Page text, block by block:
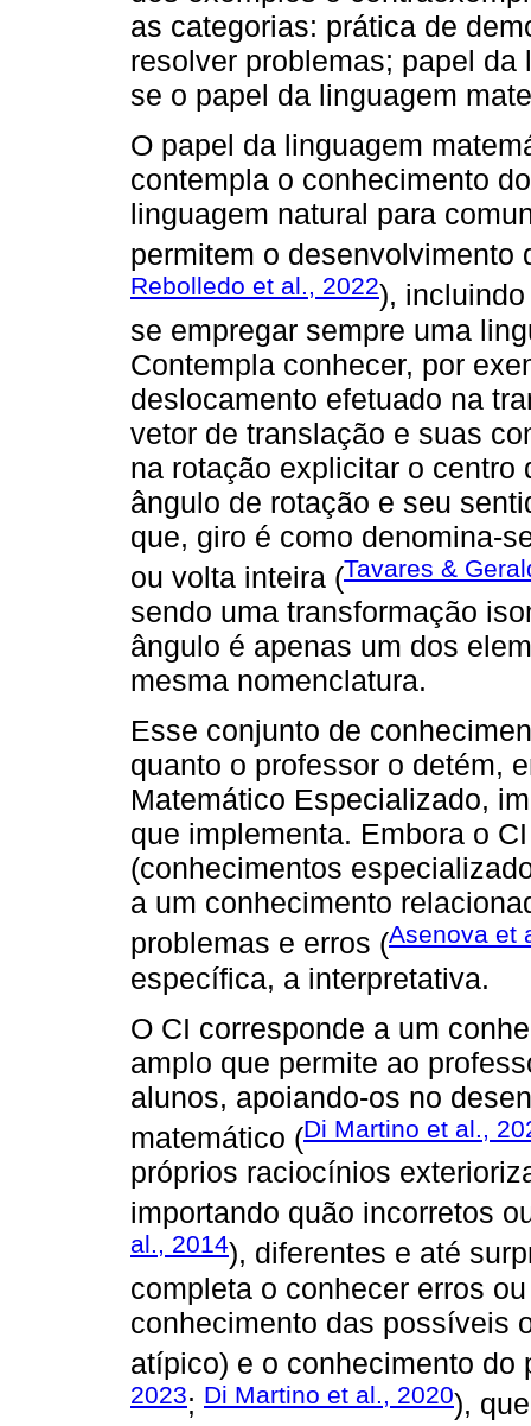
as categorias: prática de
resolver problemas; papel
se o papel da linguagem
O papel da linguagem
contempla o conhecimento
linguagem natural para
permitem o desenvolvimento
Rebolledo et al., 2022),
se empregar sempre uma
Contempla conhecer, por
deslocamento efetuado na
vetor de translação e suas
na rotação explicitar o centro
ângulo de rotação e seu
que, giro é como denomina-
ou volta inteira (Tavares &
sendo uma transformação
ângulo é apenas um dos
mesma nomenclatura.
Esse conjunto de
quanto o professor o detém,
Matemático Especializado,
que implementa. Embora o
(conhecimentos
a um conhecimento
problemas e erros (Asenova et
específica, a interpretativa.
O CI corresponde a um
amplo que permite ao
alunos, apoiando-os no
matemático (Di Martino et al.,
próprios raciocínios
importando quão incorretos
al., 2014), diferentes e até
completa o conhecer erros
conhecimento das possíveis
atípico) e o conhecimento do
2023; Di Martino et al., 2020),